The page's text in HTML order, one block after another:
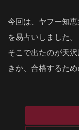
今回は、ヤフー知
を易占いしました。
そこで出たのが天
きか、合格するた